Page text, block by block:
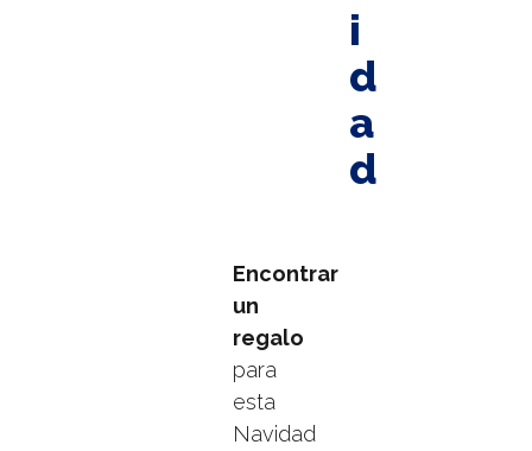
i
d
a
d
Encontrar
un
regalo
para
esta
Navidad